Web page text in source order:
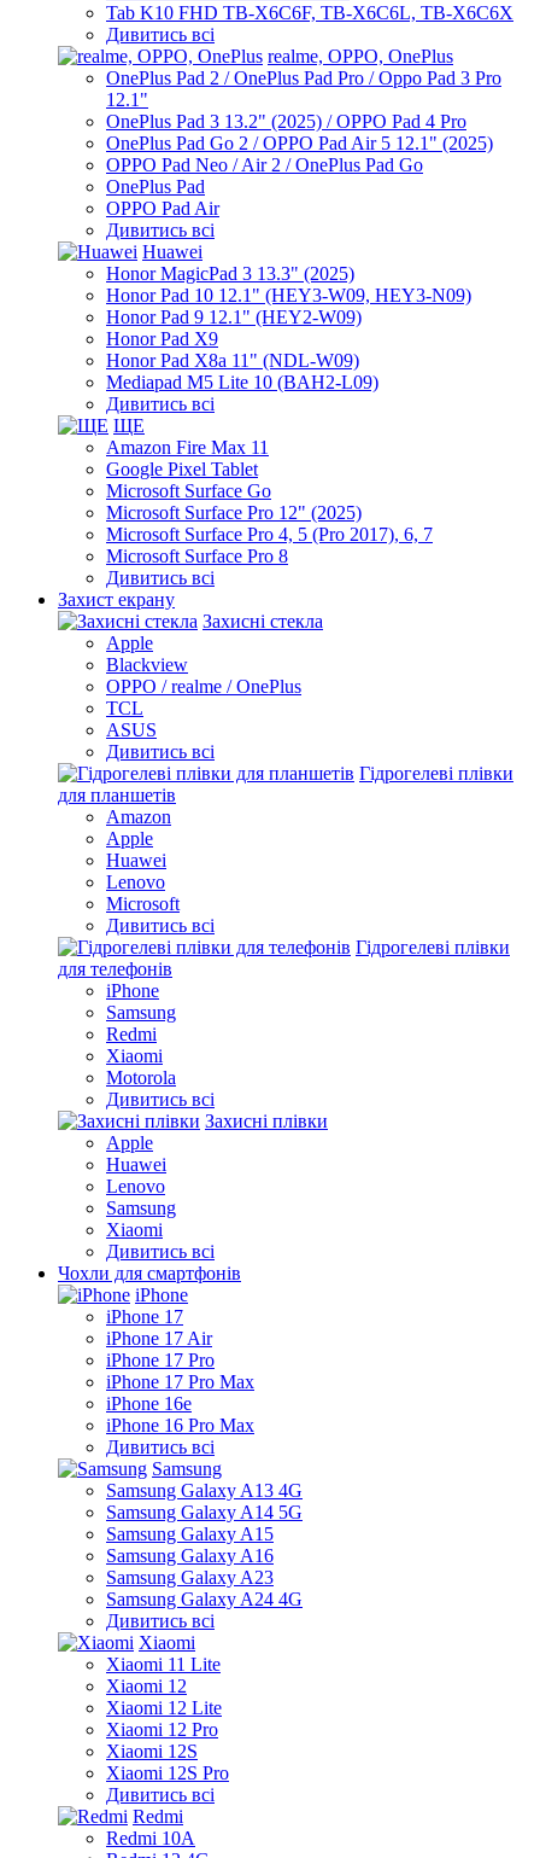
Tab K10 FHD TB-X6C6F, TB-X6C6L, TB-X6C6X
Дивитись всі
realme, OPPO, OnePlus
OnePlus Pad 2 / OnePlus Pad Pro / Oppo Pad 3 Pro
12.1"
OnePlus Pad 3 13.2" (2025) / OPPO Pad 4 Pro
OnePlus Pad Go 2 / OPPO Pad Air 5 12.1" (2025)
OPPO Pad Neo / Air 2 / OnePlus Pad Go
OnePlus Pad
OPPO Pad Air
Дивитись всі
Huawei
Honor MagicPad 3 13.3" (2025)
Honor Pad 10 12.1" (HEY3-W09, HEY3-N09)
Honor Pad 9 12.1" (HEY2-W09)
Honor Pad X9
Honor Pad X8a 11" (NDL-W09)
Mediapad M5 Lite 10 (BAH2-L09)
Дивитись всі
ЩЕ
Amazon Fire Max 11
Google Pixel Tablet
Microsoft Surface Go
Microsoft Surface Pro 12" (2025)
Microsoft Surface Pro 4, 5 (Pro 2017), 6, 7
Microsoft Surface Pro 8
Дивитись всі
Захист екрану
Захисні стекла
Apple
Blackview
OPPO / realme / OnePlus
TCL
ASUS
Дивитись всі
Гідрогелеві плівки
для планшетів
Amazon
Apple
Huawei
Lenovo
Microsoft
Дивитись всі
Гідрогелеві плівки
для телефонів
iPhone
Samsung
Redmi
Xiaomi
Motorola
Дивитись всі
Захисні плівки
Apple
Huawei
Lenovo
Samsung
Xiaomi
Дивитись всі
Чохли для смартфонів
iPhone
iPhone 17
iPhone 17 Air
iPhone 17 Pro
iPhone 17 Pro Max
iPhone 16e
iPhone 16 Pro Max
Дивитись всі
Samsung
Samsung Galaxy A13 4G
Samsung Galaxy A14 5G
Samsung Galaxy A15
Samsung Galaxy A16
Samsung Galaxy A23
Samsung Galaxy A24 4G
Дивитись всі
Xiaomi
Xiaomi 11 Lite
Xiaomi 12
Xiaomi 12 Lite
Xiaomi 12 Pro
Xiaomi 12S
Xiaomi 12S Pro
Дивитись всі
Redmi
Redmi 10A